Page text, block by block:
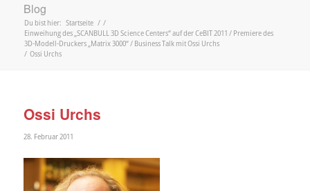
Blog
Du bist hier: Startseite / /
Einweihung des „SCANBULL 3D Science Centers“ auf der CeBIT 2011 / Premiere des
3D-Modell-Druckers „Matrix 3000“ / Business Talk mit Ossi Urchs
/ Ossi Urchs
Ossi Urchs
28. Februar 2011